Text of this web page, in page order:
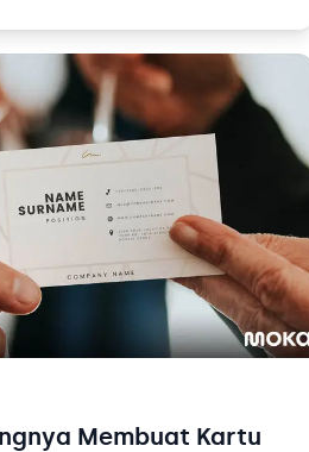
Anda dapat
produk dengan lebih
telah terencana
Untuk itu, setiap
harus mengetahui langkah-
marketing plan yang
Membuat Kartu